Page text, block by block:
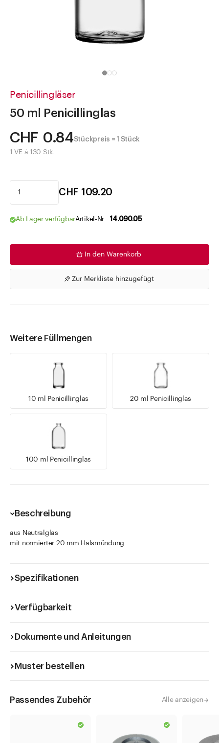
Penicillingläser
50 ml Penicillinglas
CHF 0.84Stückpreis = 1 Stück
1 VE à 130 Stk.
CHF 109.20
Ab Lager verfügbarArtikel-Nr . 14.090.05
In den Warenkorb
Zur Merkliste hinzugefügt
Weitere Füllmengen
10 ml Penicillinglas 20 ml Penicillinglas
100 ml Penicillinglas
Beschreibung
aus Neutralglas
mit normierter 20 mm Halsmündung
Spezifikationen
Verfügbarkeit
Dokumente und Anleitungen
Muster bestellen
Passendes Zubehör Alle anzeigen